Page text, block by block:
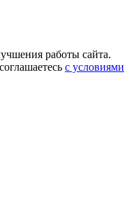
работы сайта.
с условиями